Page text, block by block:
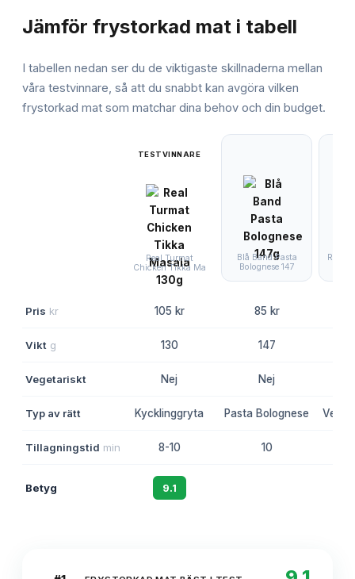
Jämför frystorkad mat i tabell
I tabellen nedan ser du de viktigaste skillnaderna mellan
våra testvinnare, så att du snabbt kan avgöra vilken
frystorkad mat som matchar dina behov och din budget.
TESTVINNARE
Real Turmat
Chicken Tikka Ma
Blå Band Pasta
Bolognese 147
Real
Pris kr 105 kr 85 kr
Vikt g 130 147
Vegetariskt Nej Nej
Typ av rätt Kycklinggryta Pasta Bolognese
Tillagningstid min 8-10 10
Betyg 9.1